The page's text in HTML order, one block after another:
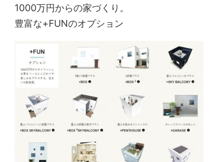
1000万円からの家づくり。
豊富な+FUNのオプション